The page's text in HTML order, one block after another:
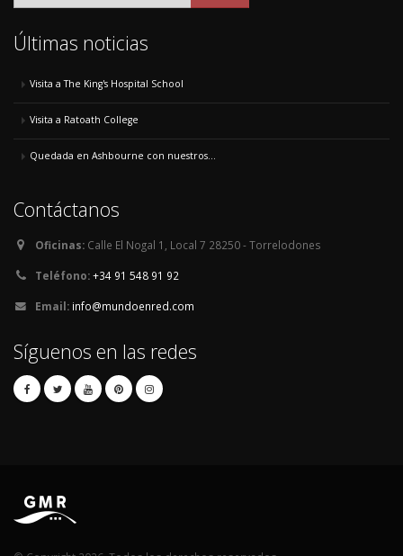
Últimas noticias
Visita a The King's Hospital School
Visita a Ratoath College
Quedada en Ashbourne con nuestros...
Contáctanos
Oficinas: Calle El Nogal 1, Local 7 28250 - Torrelodones
Teléfono:+34 91 548 91 92
Email: info@mundoenred.com
Síguenos en las redes